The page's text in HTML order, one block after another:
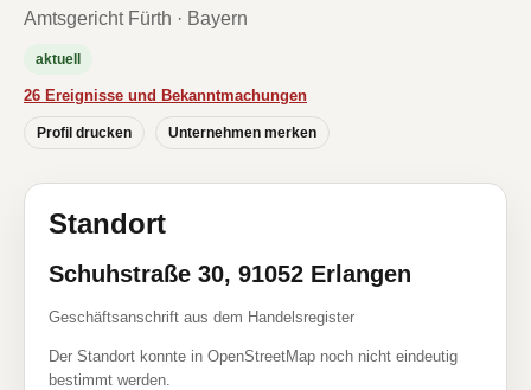
Amtsgericht Fürth · Bayern
aktuell
26 Ereignisse und Bekanntmachungen
Profil drucken Unternehmen merken
Standort
Schuhstraße 30, 91052 Erlangen
Geschäftsanschrift aus dem Handelsregister
Der Standort konnte in OpenStreetMap noch nicht eindeutig
bestimmt werden.